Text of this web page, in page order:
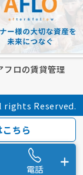
フロの賃貸管理
rights Reserved.
ちら
電話